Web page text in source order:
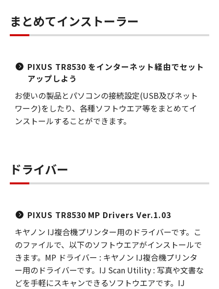
まとめてインストーラー
PIXUS TR8530 をインターネット経由でセット
アップしよう
お使いの製品とパソコンの接続設定(USB及びネット
ワーク)をしたり、各種ソフトウエア等をまとめてイ
ンストールすることができます。
ドライバー
PIXUS TR8530 MP Drivers Ver.1.03
キヤノン IJ複合機プリンター用のドライバーです。こ
のファイルで、以下のソフトウエアがインストールで
きます。MP ドライバー : キヤノン IJ複合機プリンタ
ー用のドライバーです。IJ Scan Utility : 写真や文書な
どを手軽にスキャンできるソフトウエアです。IJ